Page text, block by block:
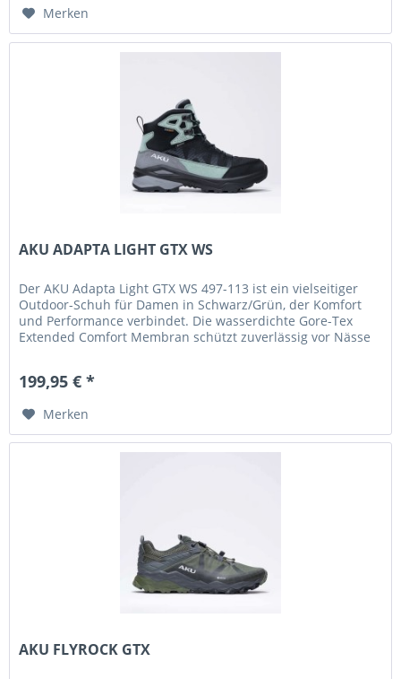
Merken
AKU ADAPTA LIGHT GTX WS
Der AKU Adapta Light GTX WS 497-113 ist ein vielseitiger
Outdoor-Schuh für Damen in Schwarz/Grün, der Komfort
und Performance verbindet. Die wasserdichte Gore-Tex
Extended Comfort Membran schützt zuverlässig vor Nässe
199,95 € *
Merken
AKU FLYROCK GTX